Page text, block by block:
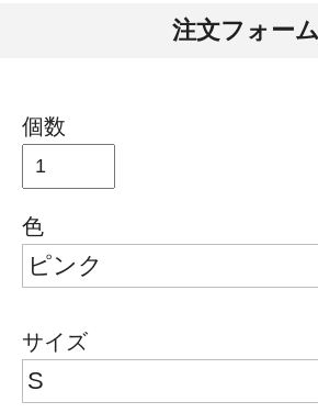
注文フォーム
個数
色
サイズ